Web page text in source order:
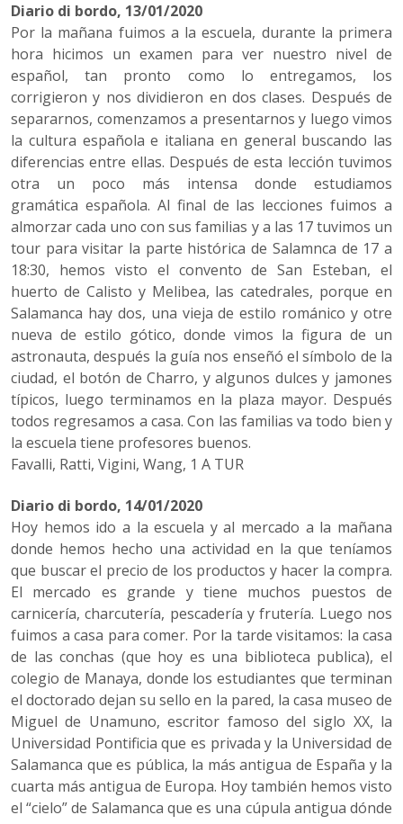
Diario di bordo, 13/01/2020
Por la mañana fuimos a la escuela, durante la primera
hora hicimos un examen para ver nuestro nivel de
español, tan pronto como lo entregamos, los
corrigieron y nos dividieron en dos clases. Después de
separarnos, comenzamos a presentarnos y luego vimos
la cultura española e italiana en general buscando las
diferencias entre ellas. Después de esta lección tuvimos
otra un poco más intensa donde estudiamos
gramática española. Al final de las lecciones fuimos a
almorzar cada uno con sus familias y a las 17 tuvimos un
tour para visitar la parte histórica de Salamnca de 17 a
18:30, hemos visto el convento de San Esteban, el
huerto de Calisto y Melibea, las catedrales, porque en
Salamanca hay dos, una vieja de estilo románico y otre
nueva de estilo gótico, donde vimos la figura de un
astronauta, después la guía nos enseñó el símbolo de la
ciudad, el botón de Charro, y algunos dulces y jamones
típicos, luego terminamos en la plaza mayor. Después
todos regresamos a casa. Con las familias va todo bien y
la escuela tiene profesores buenos.
Favalli, Ratti, Vigini, Wang, 1 A TUR
Diario di bordo, 14/01/2020
Hoy hemos ido a la escuela y al mercado a la mañana
donde hemos hecho una actividad en la que teníamos
que buscar el precio de los productos y hacer la compra.
El mercado es grande y tiene muchos puestos de
carnicería, charcutería, pescadería y frutería. Luego nos
fuimos a casa para comer. Por la tarde visitamos: la casa
de las conchas (que hoy es una biblioteca publica), el
colegio de Manaya, donde los estudiantes que terminan
el doctorado dejan su sello en la pared, la casa museo de
Miguel de Unamuno, escritor famoso del siglo XX, la
Universidad Pontificia que es privada y la Universidad de
Salamanca que es pública, la más antigua de España y la
cuarta más antigua de Europa. Hoy también hemos visto
el “cielo” de Salamanca que es una cúpula antigua dónde